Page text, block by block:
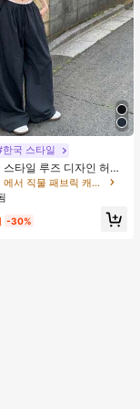
한국 스타일
타일 루즈 디자인 허리
트레이트 레그 캐주얼 스
!
에서 직물 패브릭 캐주얼 바지
!
에서 직물 패브릭 캐주얼 바지
!
-30%